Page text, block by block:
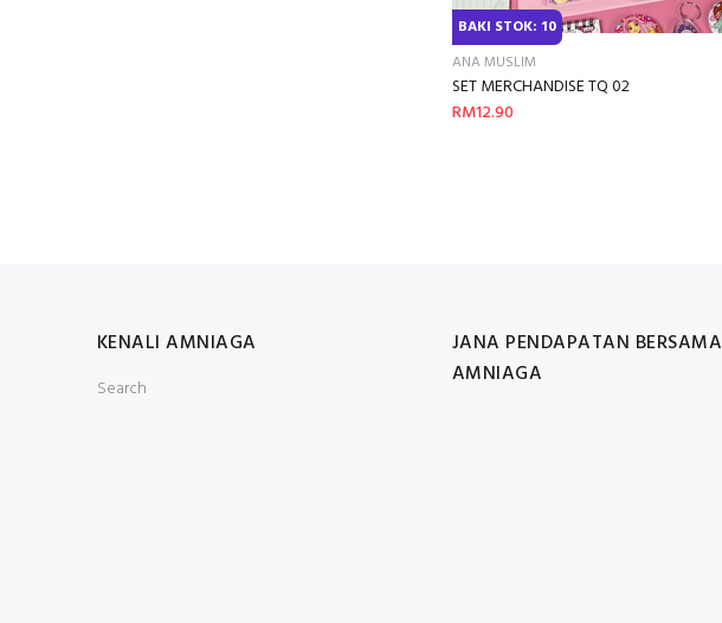
BAKI STOK: 10
ANA MUSLIM
SET MERCHANDISE TQ 02
RM12.90
KENALI AMNIAGA
Search
JANA PENDAPATAN BERSAMA
AMNIAGA